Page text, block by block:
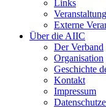
Links
Externe
Über die AIIC
Der Verband
Organisation
Geschichte
Kontakt
Impressum